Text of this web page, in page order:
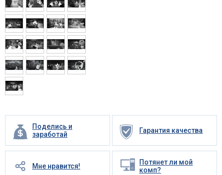
Поделись и
заработай
Гарантия качества
Мне нравится!
Потянет ли мой
комп?